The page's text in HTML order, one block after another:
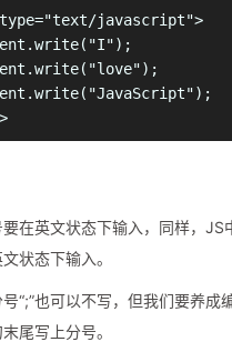
javascript">
要在英文状态下输入，同样，JS
状态下输入。
号“;”也可以不写，但我们要养成
尾写上分号。